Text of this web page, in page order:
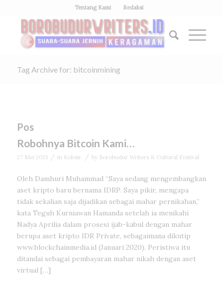
Tentang Kami Redaksi
Tag Archive for: bitcoinmining
Pos
Robohnya Bitcoin Kami…
27 Mei 2021 / in Kolom / by Borobudur Writers & Cultural Festival
Oleh Damhuri Muhammad “Saya sedang mengembangkan
aset kripto baru bernama IDRP. Saya pikir, mengapa
tidak sekalian saja dijadikan sebagai mahar pernikahan,”
kata Teguh Kurniawan Hamanda setelah ia menikahi
Nadya Aprilia dalam prosesi ijab-kabul dengan mahar
berupa aset kripto IDR Private, sebagaimana dikutip
www.blockchainmedia.id (Januari 2020). Peristiwa itu
ditandai sebagai pembayaran mahar nikah dengan aset
virtual […]